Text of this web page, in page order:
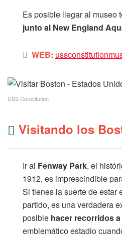
Es posible llegar al museo
junto al New England
WEB:
USS Constitution
Visitando los
Ir al Fenway Park, el
1912, es imprescindible
Si tienes la suerte de estar
partido, es una verdadera
posible hacer recorridos
emblemático estadio